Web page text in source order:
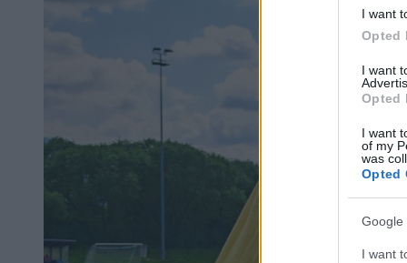
I want
Opted
I want
Opted
I want
of my
was
Opted
Google
I want